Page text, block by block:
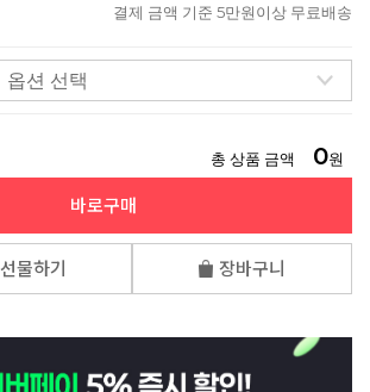
결제 금액 기준 5만원이상 무료배송
총 상품 금액 0원
바로구매
선물하기 장바구니